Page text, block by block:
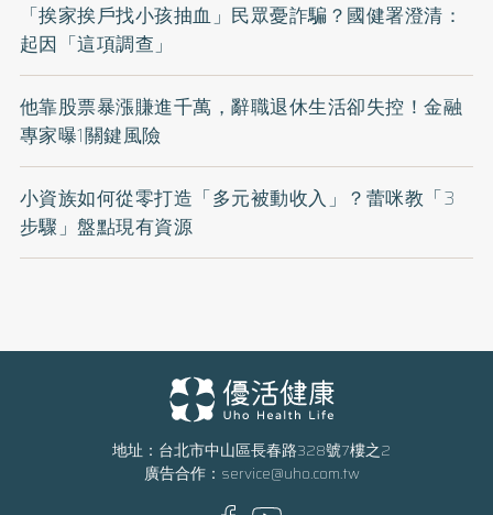
「挨家挨戶找小孩抽血」民眾憂詐騙？國健署澄清：
起因「這項調查」
他靠股票暴漲賺進千萬，辭職退休生活卻失控！金融
專家曝1關鍵風險
小資族如何從零打造「多元被動收入」？蕾咪教「3
步驟」盤點現有資源
地址：台北市中山區長春路328號7樓之2
廣告合作： service@uho.com.tw